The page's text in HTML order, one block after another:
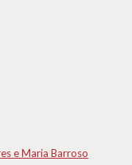
e Maria Barroso